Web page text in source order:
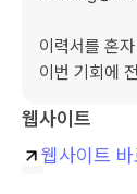
이력서를 혼
이번 기회에
웹사이트
웹사이트 바